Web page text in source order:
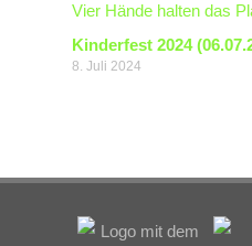
Kinderfest 2024
8. Juli 2024